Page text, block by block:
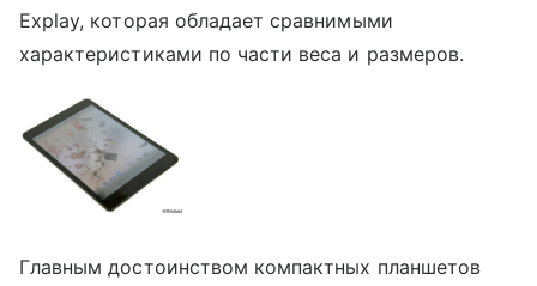
Explay, которая обладает сравнимыми
характеристиками по части веса и размеров.
Главным достоинством компактных планшетов